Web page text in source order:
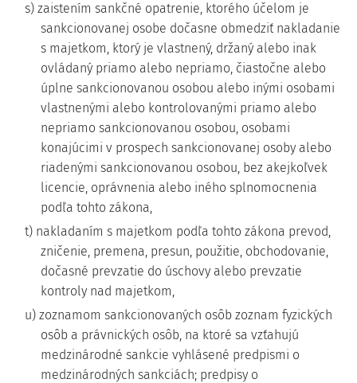
s) zaistením sankčné opatrenie, ktorého účelom je
sankcionovanej osobe dočasne obmedziť nakladanie
s majetkom, ktorý je vlastnený, držaný alebo inak
ovládaný priamo alebo nepriamo, čiastočne alebo
úplne sankcionovanou osobou alebo inými osobami
vlastnenými alebo kontrolovanými priamo alebo
nepriamo sankcionovanou osobou, osobami
konajúcimi v prospech sankcionovanej osoby alebo
riadenými sankcionovanou osobou, bez akejkoľvek
licencie, oprávnenia alebo iného splnomocnenia
podľa tohto zákona,
t) nakladaním s majetkom podľa tohto zákona prevod,
zničenie, premena, presun, použitie, obchodovanie,
dočasné prevzatie do úschovy alebo prevzatie
kontroly nad majetkom,
u) zoznamom sankcionovaných osôb zoznam fyzických
osôb a právnických osôb, na ktoré sa vzťahujú
medzinárodné sankcie vyhlásené predpismi o
medzinárodných sankciách; predpisy o